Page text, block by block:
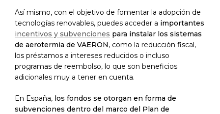
Así mismo, con el objetivo de fomentar la adopción de
tecnologías renovables, puedes acceder a importantes
incentivos y subvenciones para instalar los sistemas
de aerotermia de VAERON, como la reducción fiscal,
los préstamos a intereses reducidos o incluso
programas de reembolso, lo que son beneficios
adicionales muy a tener en cuenta.
En España, los fondos se otorgan en forma de
subvenciones dentro del marco del Plan de